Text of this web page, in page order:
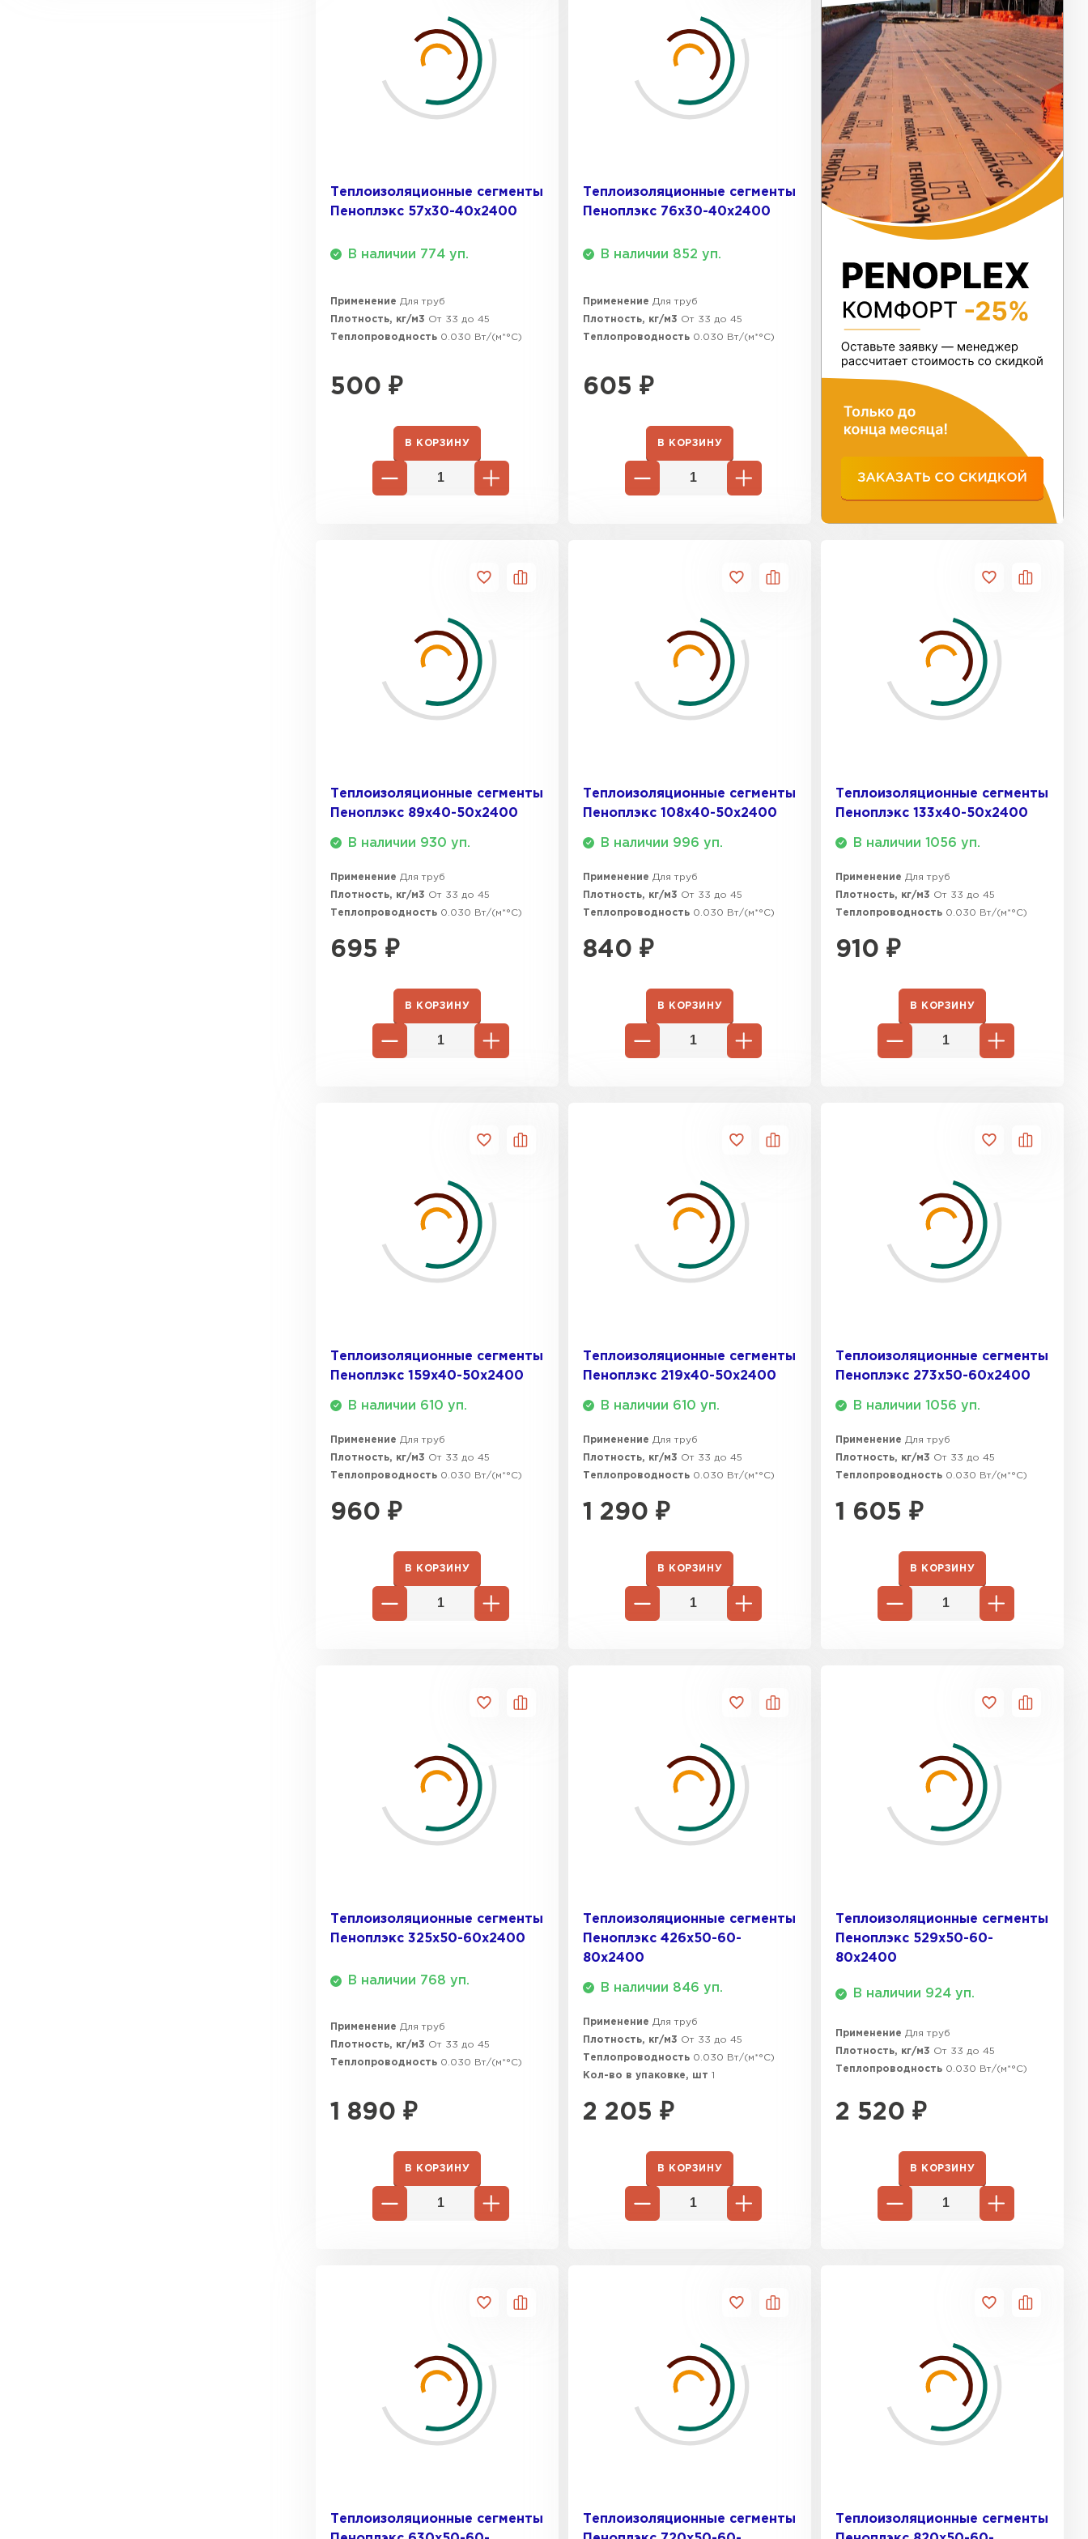
Теплоизоляционные сегменты
Пеноплэкс 57x30-40х2400
В наличии 774 уп.
Применение Для труб
Плотность, кг/м3 От 33 до 45
Теплопроводность 0.030 Вт/(м*°C)
500 ₽
В КОРЗИНУ
Теплоизоляционные сегменты
Пеноплэкс 76x30-40х2400
В наличии 852 уп.
Применение Для труб
Плотность, кг/м3 От 33 до 45
Теплопроводность 0.030 Вт/(м*°C)
605 ₽
В КОРЗИНУ
Теплоизоляционные сегменты
Пеноплэкс 89x40-50х2400
В наличии 930 уп.
Применение Для труб
Плотность, кг/м3 От 33 до 45
Теплопроводность 0.030 Вт/(м*°C)
695 ₽
В КОРЗИНУ
Теплоизоляционные сегменты
Пеноплэкс 108x40-50х2400
В наличии 996 уп.
Применение Для труб
Плотность, кг/м3 От 33 до 45
Теплопроводность 0.030 Вт/(м*°C)
840 ₽
В КОРЗИНУ
Теплоизоляционные сегменты
Пеноплэкс 133x40-50х2400
В наличии 1056 уп.
Применение Для труб
Плотность, кг/м3 От 33 до 45
Теплопроводность 0.030 Вт/(м*°C)
910 ₽
В КОРЗИНУ
Теплоизоляционные сегменты
Пеноплэкс 159x40-50х2400
В наличии 610 уп.
Применение Для труб
Плотность, кг/м3 От 33 до 45
Теплопроводность 0.030 Вт/(м*°C)
960 ₽
В КОРЗИНУ
Теплоизоляционные сегменты
Пеноплэкс 219x40-50х2400
В наличии 610 уп.
Применение Для труб
Плотность, кг/м3 От 33 до 45
Теплопроводность 0.030 Вт/(м*°C)
1 290 ₽
В КОРЗИНУ
Теплоизоляционные сегменты
Пеноплэкс 273x50-60х2400
В наличии 1056 уп.
Применение Для труб
Плотность, кг/м3 От 33 до 45
Теплопроводность 0.030 Вт/(м*°C)
1 605 ₽
В КОРЗИНУ
Теплоизоляционные сегменты
Пеноплэкс 325x50-60х2400
В наличии 768 уп.
Применение Для труб
Плотность, кг/м3 От 33 до 45
Теплопроводность 0.030 Вт/(м*°C)
1 890 ₽
В КОРЗИНУ
Теплоизоляционные сегменты
Пеноплэкс 426x50-60-
80х2400
В наличии 846 уп.
Применение Для труб
Плотность, кг/м3 От 33 до 45
Теплопроводность 0.030 Вт/(м*°C)
Кол-во в упаковке, шт 1
2 205 ₽
В КОРЗИНУ
Теплоизоляционные сегменты
Пеноплэкс 529x50-60-
80х2400
В наличии 924 уп.
Применение Для труб
Плотность, кг/м3 От 33 до 45
Теплопроводность 0.030 Вт/(м*°C)
2 520 ₽
В КОРЗИНУ
Теплоизоляционные сегменты
Теплоизоляционные сегменты
Теплоизоляционные сегменты
Утеплитель Тизол
ПЕРЕЙТИ
ПЕРЕЙТИ
Утеплитель Тимплэкс
Утеплитель Basfiber
Утеплитель Теплекс
ПЕРЕЙТИ
Рулонная кровля Брит
Утеплитель Isoroc
ПЕРЕЙТИ
Утеплитель Paroc
Утеплитель Rockwool
ПЕРЕЙТИ
Гипсокартон
ПЕРЕЙТИ
ПЕРЕЙТИ
ПЕРЕЙТИ